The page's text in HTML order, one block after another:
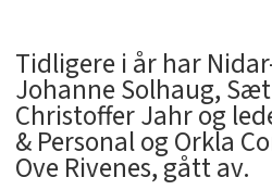
Tidligere i år har
Johanne Solhaug,
Christoffer Jahr og
& Personal og Orkla
Ove Rivenes, gått av.